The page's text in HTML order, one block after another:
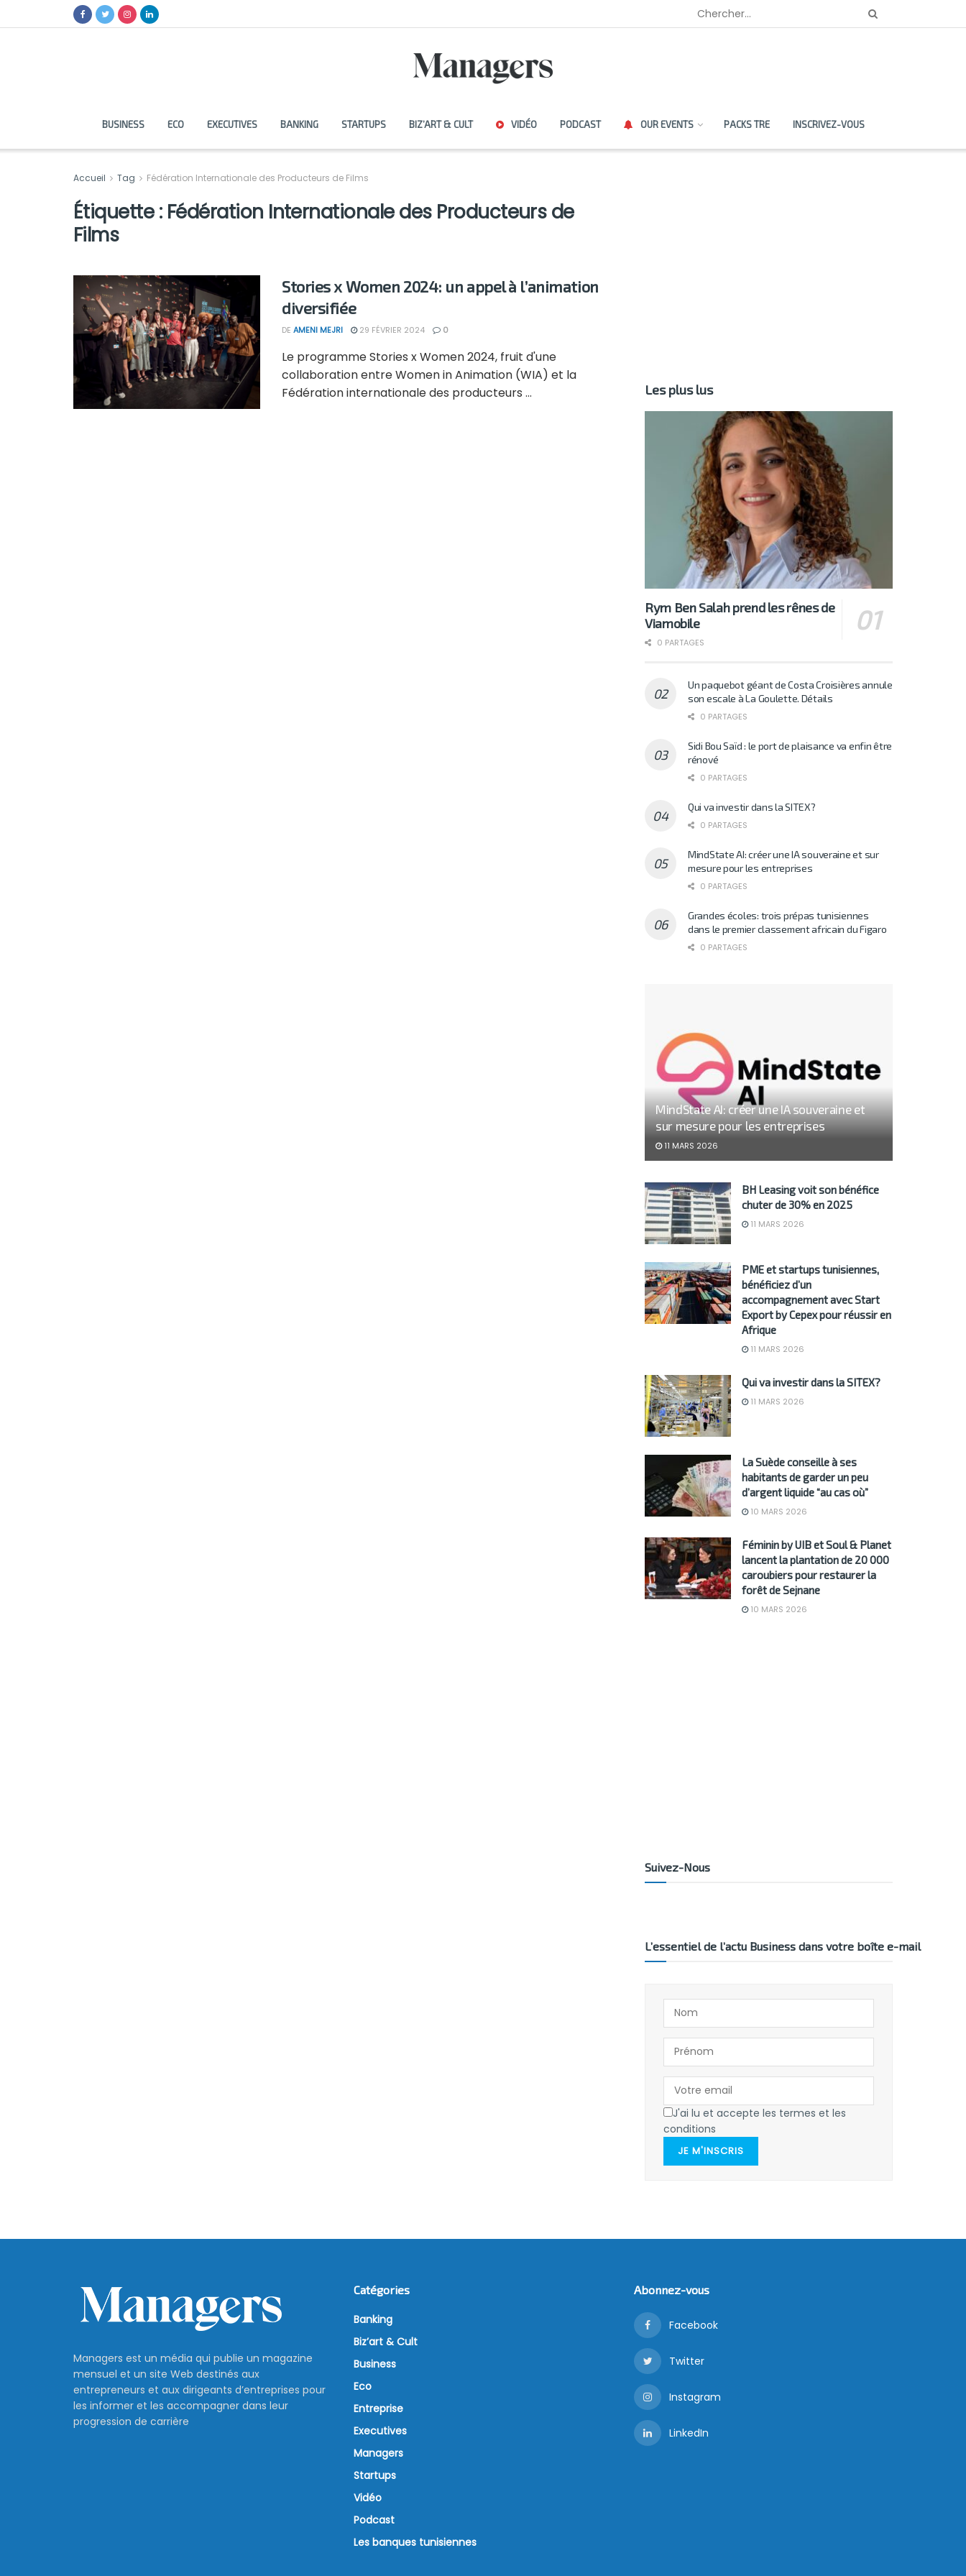
BUSINESS ECO EXECUTIVES BANKING STARTUPS BIZ’ART & CULT VIDÉO PODCAST OUR EVENTS PACKS TRE INSCRIVEZ-VOUS
Accueil Tag Fédération Internationale des Producteurs de Films
Étiquette : Fédération Internationale des Producteurs de
Films
Stories x Women 2024: un appel à l’animation
diversifiée
DE AMENI MEJRI 29 FÉVRIER 2024 0
Le programme Stories x Women 2024, fruit d'une
collaboration entre Women in Animation (WIA) et la
Fédération internationale des producteurs ...
Les plus lus
Rym Ben Salah prend les rênes de
Viamobile
0 PARTAGES
Un paquebot géant de Costa Croisières annule
son escale à La Goulette. Détails
0 PARTAGES
Sidi Bou Saïd : le port de plaisance va enfin être
rénové
0 PARTAGES
Qui va investir dans la SITEX?
0 PARTAGES
MindState AI: créer une IA souveraine et sur
mesure pour les entreprises
0 PARTAGES
Grandes écoles: trois prépas tunisiennes
dans le premier classement africain du Figaro
0 PARTAGES
MindState AI: créer une IA souveraine et
sur mesure pour les entreprises
11 MARS 2026
BH Leasing voit son bénéfice
chuter de 30% en 2025
11 MARS 2026
PME et startups tunisiennes,
bénéficiez d’un
accompagnement avec Start
Export by Cepex pour réussir en
Afrique
11 MARS 2026
Qui va investir dans la SITEX?
11 MARS 2026
La Suède conseille à ses
habitants de garder un peu
d’argent liquide “au cas où”
10 MARS 2026
Féminin by UIB et Soul & Planet
lancent la plantation de 20 000
caroubiers pour restaurer la
forêt de Sejnane
10 MARS 2026
Suivez-Nous
L’essentiel de l’actu Business dans votre boîte e-mail
J'ai lu et accepte les termes et les
conditions
JE M'INSCRIS
Managers est un média qui publie un magazine
mensuel et un site Web destinés aux
entrepreneurs et aux dirigeants d’entreprises pour
les informer et les accompagner dans leur
progression de carrière
Catégories
Banking
Biz’art & Cult
Business
Eco
Entreprise
Executives
Managers
Startups
Vidéo
Podcast
Les banques tunisiennes
Abonnez-vous
Facebook
Twitter
Instagram
LinkedIn